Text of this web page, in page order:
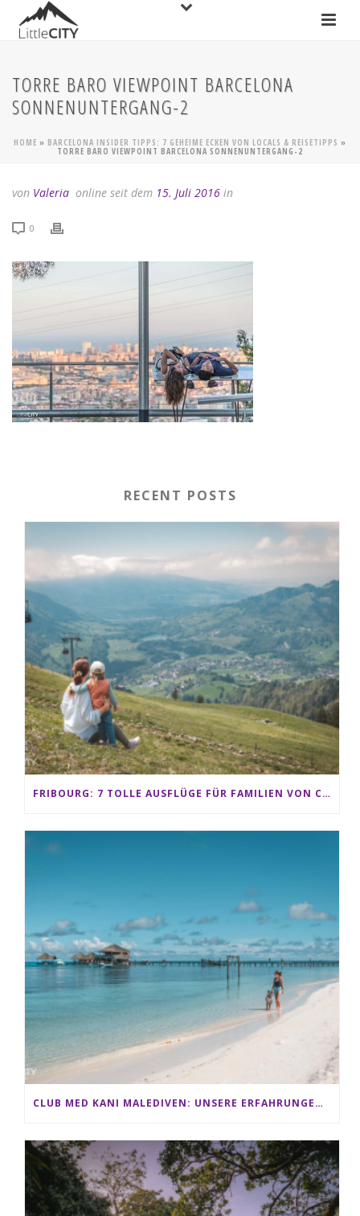
TORRE BARO VIEWPOINT BARCELONA
SONNENUNTERGANG-2
HOME » BARCELONA INSIDER TIPPS: 7 GEHEIME ECKEN VON LOCALS & REISETIPPS »
TORRE BARO VIEWPOINT BARCELONA SONNENUNTERGANG-2
von Valeria online seit dem 15. Juli 2016 in
0
RECENT POSTS
FRIBOURG: 7 TOLLE AUSFLÜGE FÜR FAMILIEN VON CHARMEY BIS LES PACCOTS
CLUB MED KANI MALEDIVEN: UNSERE ERFAHRUNGEN IM ALL-INCLUSIVE PARADIES